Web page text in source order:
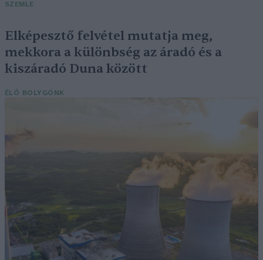
SZEMLE
Elképesztő felvétel mutatja meg,
mekkora a különbség az áradó és a
kiszáradó Duna között
ÉLŐ BOLYGÓNK